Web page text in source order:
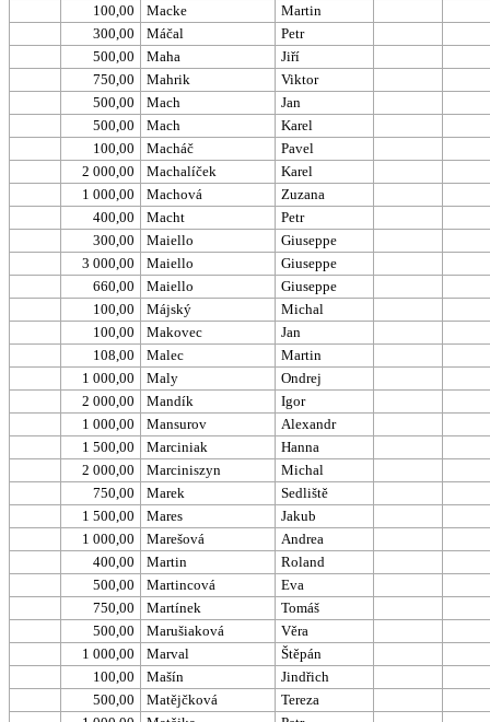
100,00
Macke
Martin
300,00
Máčal
Petr
500,00
Maha
Jiří
750,00
Mahrik
Viktor
500,00
Mach
Jan
500,00
Mach
Karel
100,00
Macháč
Pavel
2 000,00
Machalíček
Karel
1 000,00
Machová
Zuzana
400,00
Macht
Petr
300,00
Maiello
Giuseppe
3 000,00
Maiello
Giuseppe
660,00
Maiello
Giuseppe
100,00
Májský
Michal
100,00
Makovec
Jan
108,00
Malec
Martin
1 000,00
Maly
Ondrej
2 000,00
Mandík
Igor
1 000,00
Mansurov
Alexandr
1 500,00
Marciniak
Hanna
2 000,00
Marciniszyn
Michal
750,00
Marek
Sedliště
1 500,00
Mares
Jakub
1 000,00
Marešová
Andrea
400,00
Martin
Roland
500,00
Martincová
Eva
750,00
Martínek
Tomáš
500,00
Marušiaková
Věra
1 000,00
Marval
Štěpán
100,00
Mašín
Jindřich
500,00
Matějčková
Tereza